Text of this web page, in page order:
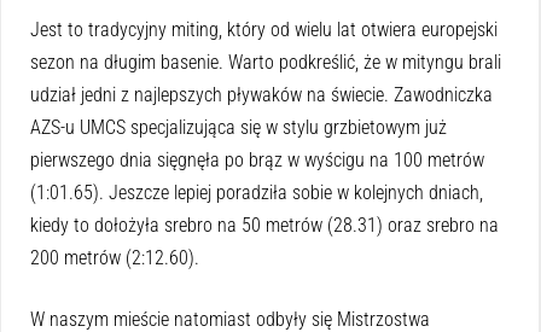
Jest to tradycyjny miting, który od wielu lat otwiera europejski
sezon na długim basenie. Warto podkreślić, że w mityngu brali
udział jedni z najlepszych pływaków na świecie. Zawodniczka
AZS-u UMCS specjalizująca się w stylu grzbietowym już
pierwszego dnia sięgnęła po brąz w wyścigu na 100 metrów
(1:01.65). Jeszcze lepiej poradziła sobie w kolejnych dniach,
kiedy to dołożyła srebro na 50 metrów (28.31) oraz srebro na
200 metrów (2:12.60).
W naszym mieście natomiast odbyły się Mistrzostwa